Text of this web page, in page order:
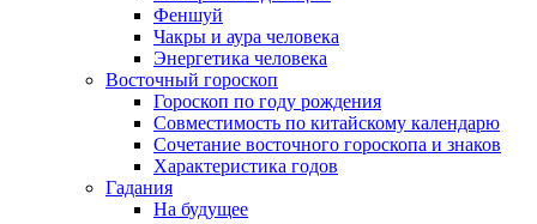
Феншуй
Чакры и аура человека
Энергетика человека
Восточный гороскоп
Гороскоп по году рождения
Совместимость по китайскому календарю
Сочетание восточного гороскопа и знаков
Характеристика годов
Гадания
На будущее